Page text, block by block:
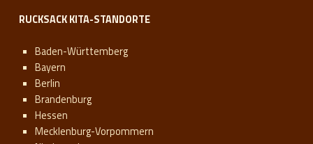
RUCKSACK KITA-STANDORTE
Baden-Württemberg
Bayern
Berlin
Brandenburg
Hessen
Mecklenburg-Vorpommern